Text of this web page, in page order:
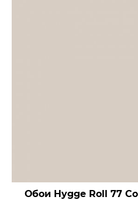
Обои Hygge Roll 77